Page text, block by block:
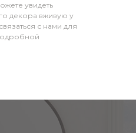
увидеть
декора вживую у
с нами для